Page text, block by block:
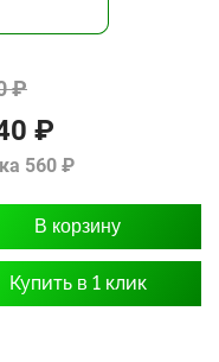
₽
₽
560 ₽
В корзину
Купить в 1 клик